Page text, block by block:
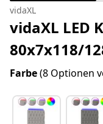
vidaXL
vidaXL LED
80x7x118/
Farbe(8 Optionen